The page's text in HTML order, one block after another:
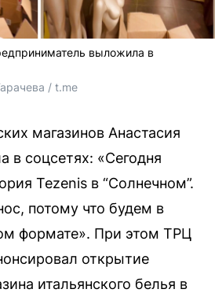
выложила в
/ t.me
магазинов Анастасия
в соцсетях: «Сегодня
Tezenis в “Солнечном”.
потому что будем в
формате». При этом ТРЦ
открытие
итальянского белья в